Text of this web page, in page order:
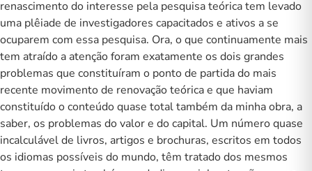
renascimento do interesse pela pesquisa teórica tem levado
uma plêiade de investigadores capacitados e ativos a se
ocuparem com essa pesquisa. Ora, o que continuamente mais
tem atraído a atenção foram exatamente os dois grandes
problemas que constituíram o ponto de partida do mais
recente movimento de renovação teórica e que haviam
constituído o conteúdo quase total também da minha obra, a
saber, os problemas do valor e do capital. Um número quase
incalculável de livros, artigos e brochuras, escritos em todos
os idiomas possíveis do mundo, têm tratado dos mesmos